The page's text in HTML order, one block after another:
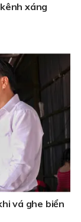
xáng
vá ghe biển